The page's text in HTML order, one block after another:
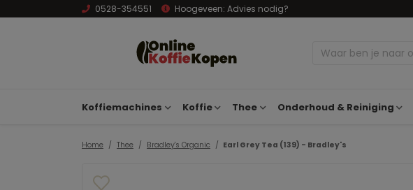
0528-354551 Hoogeveen: Advies nodig?
Koffiemachines Koffie Thee Onderhoud & Reiniging
Home Thee Bradley's Organic Earl Grey Tea (139) - Bradley's